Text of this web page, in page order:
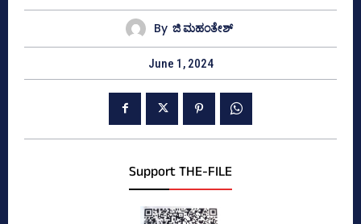
By ಜಿ ಮಹಂತೇಶ್
June 1, 2024
Support THE-FILE